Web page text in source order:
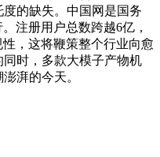
的缺失。中国网是国务
注册用户总数跨越6亿，
，这将鞭策整个行业向愈
时，多款大模子产物机
湃的今天。